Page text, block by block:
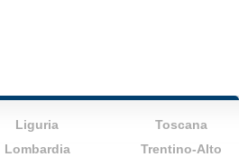
Liguria
Lombardia
Toscana
Trentino-Alto